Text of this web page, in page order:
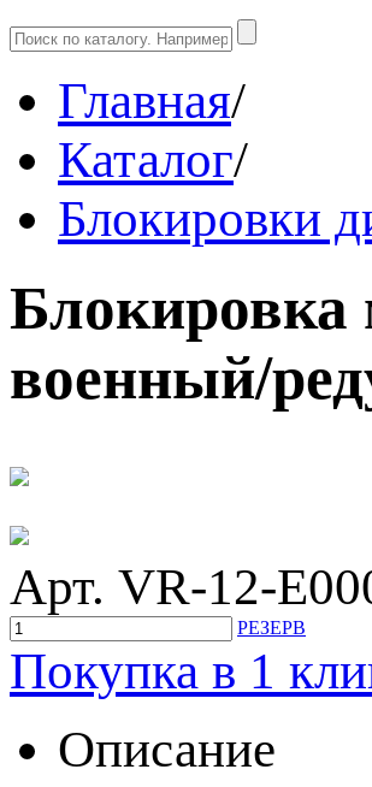
Главная/
Каталог/
Блокировки
Блокировка
военный/
Арт. VR-12-
РЕЗЕРВ
Покупка в 1
Описание